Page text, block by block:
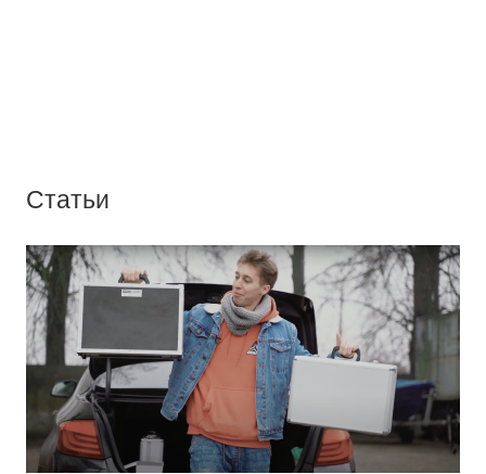
Статьи